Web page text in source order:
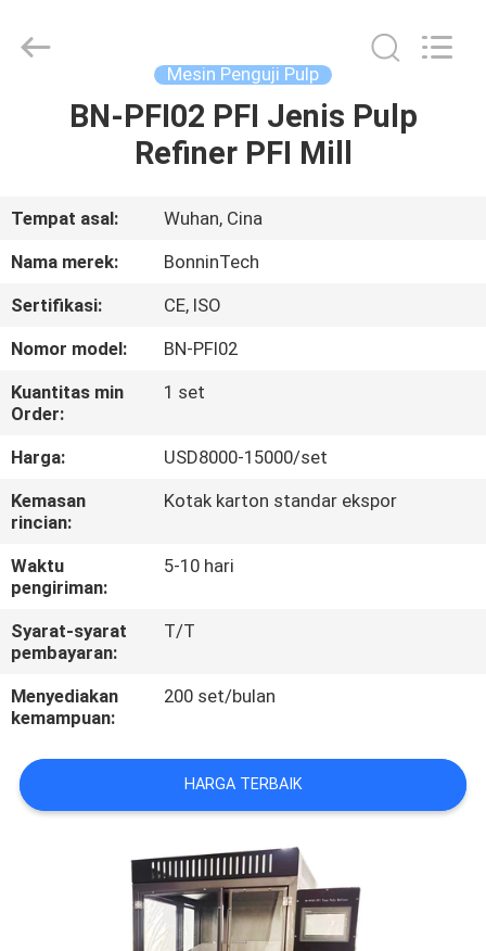
RUMAH
VIDEO
TENTANG
KAMI
TUR
PABRIK
KONTROL
KUALITAS
HUBUNGI
PENAWARAN
Rights
Mesin Penguji Pulp
BN-PFI02 PFI Jenis Pulp
Refiner PFI Mill
Tempat asal:
Wuhan, Cina
Nama merek:
BonninTech
Sertifikasi:
CE, ISO
Nomor model:
BN-PFI02
Kuantitas min
Order:
1 set
Harga:
USD8000-15000/set
Kemasan
rincian:
Kotak karton standar ekspor
Waktu
pengiriman:
5-10 hari
Syarat-syarat
pembayaran:
T/T
Menyediakan
kemampuan:
200 set/bulan
HARGA TERBAIK